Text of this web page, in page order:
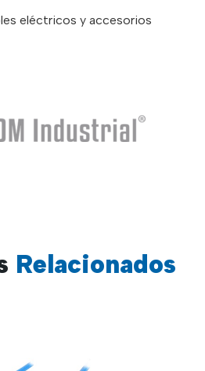
eléctricos y accesorios
Relacionados